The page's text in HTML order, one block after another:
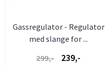
Gassregulator - Regulator
med slange for ...
299,-
239,-